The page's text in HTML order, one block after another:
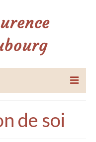
de soi